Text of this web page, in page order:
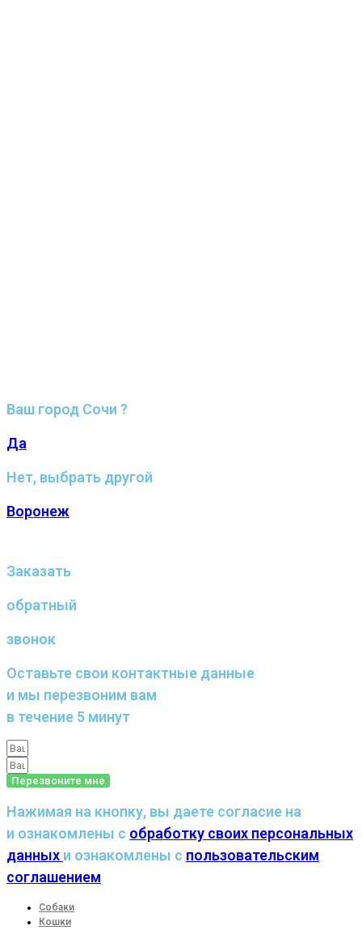
Ваш город Сочи ?
Да
Нет, выбрать другой
Воронеж
Заказать
обратный
звонок
Оставьте свои контактные данные
и мы перезвоним вам
в течение 5 минут
Перезвоните мне
Нажимая на кнопку, вы даете согласие на
и ознакомлены с обработку своих персональных
данных и ознакомлены с пользовательским
соглашением
Собаки
Кошки